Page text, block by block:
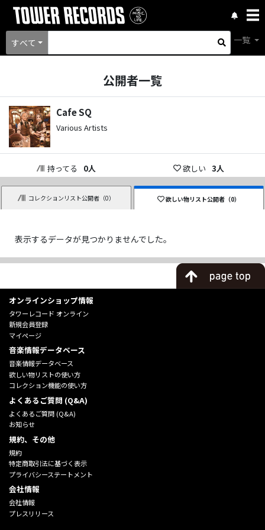
すべて 一覧
公開者一覧
Cafe SQ
Various Artists
持ってる 0人 欲しい 3人
コレクションリスト公開者（0） 欲しい物リスト公開者（0）
表示するデータが見つかりませんでした。
オンラインショップ情報
タワーレコード オンライン
新規会員登録
マイページ
音楽情報データベース
音楽情報データベース
欲しい物リストの使い方
コレクション機能の使い方
よくあるご質問 (Q&A)
よくあるご質問 (Q&A)
お知らせ
規約、その他
規約
特定商取引法に基づく表示
プライバシーステートメント
会社情報
会社情報
プレスリリース